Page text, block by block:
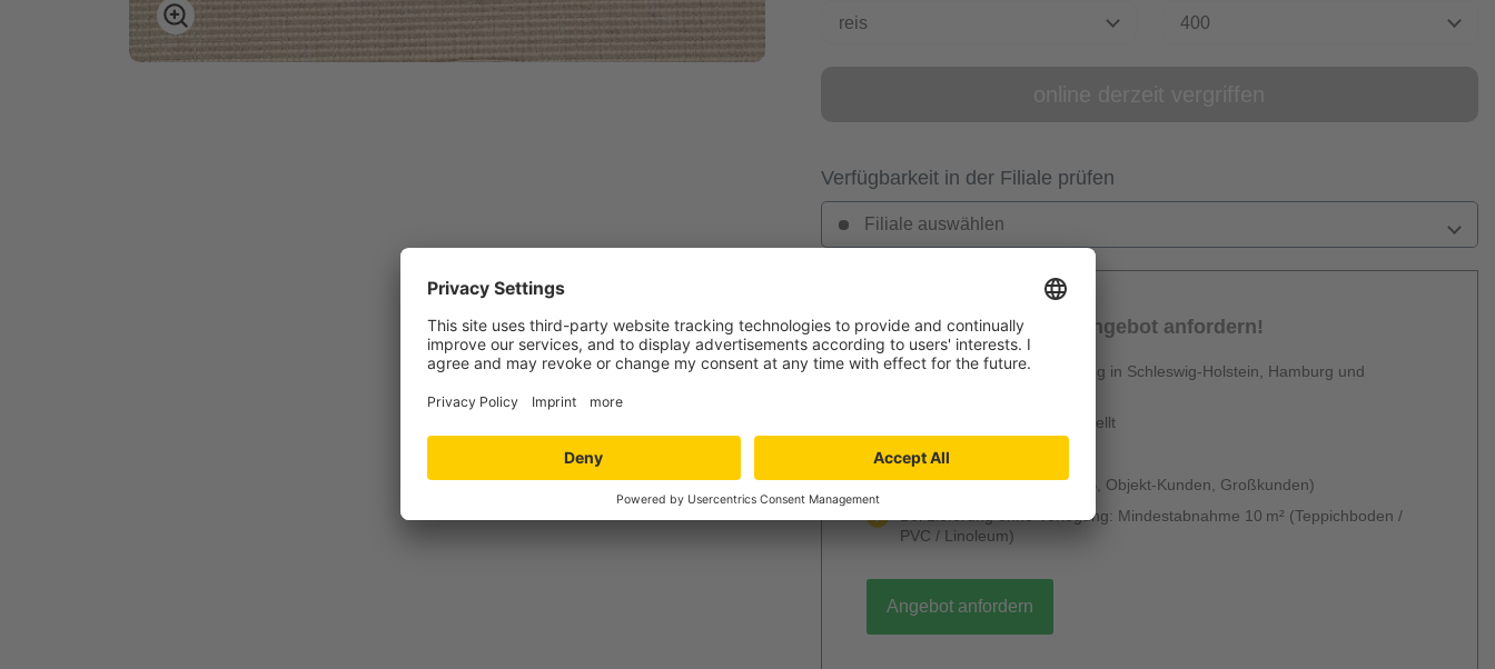
reis 400
Verfügbarkeit in der Filiale prüfen
Filiale auswählen
Jetzt Ihr persönliches Angebot anfordern!
Verlegung und Dienstleistung in Schleswig-Holstein, Hamburg und
Angebot wird kurzfristig erstellt
unverbindlich & kostenlos
Mengenrabatt möglich (B2B, Objekt-Kunden, Großkunden)
Bei Lieferung ohne Verlegung: Mindestabnahme 10 m² (Teppichboden /
PVC / Linoleum)
Angebot anfordern